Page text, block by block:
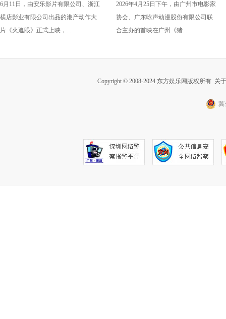
州路演全场口碑爆棚
6月11日，由安乐影片有限公司、浙江
横店影业有限公司出品的港产动作大
片《火遮眼》正式上映，...
雄》广州首映获赞“又燃又
暖” 引爆五一期待
2026年4月25日下午，由广州市电影家
协会、广东咏声动漫股份有限公司联
合主办的首映在广州《猪...
Copyright © 2008-2024 东方娱乐网版权所有 关
冀